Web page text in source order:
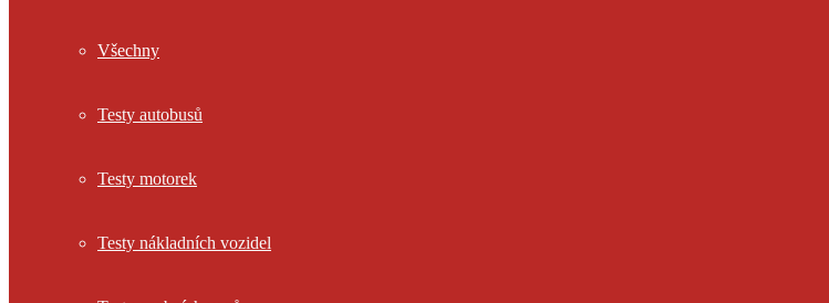
Všechny
Testy autobusů
Testy motorek
Testy nákladních vozidel